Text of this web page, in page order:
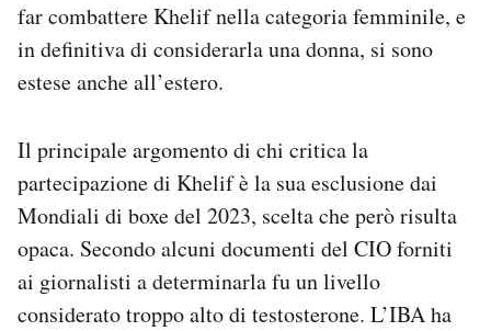
far combattere Khelif nella categoria femminile, e
in definitiva di considerarla una donna, si sono
estese anche all’estero.
Il principale argomento di chi critica la
partecipazione di Khelif è la sua esclusione dai
Mondiali di boxe del 2023, scelta che però risulta
opaca. Secondo alcuni documenti del CIO forniti
ai giornalisti a determinarla fu un livello
considerato troppo alto di testosterone. L’IBA ha